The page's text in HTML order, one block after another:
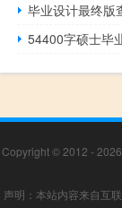
毕业设计最终版
54400字硕士毕
Copyright © 2012 - 2026
声明：本站内容来自互